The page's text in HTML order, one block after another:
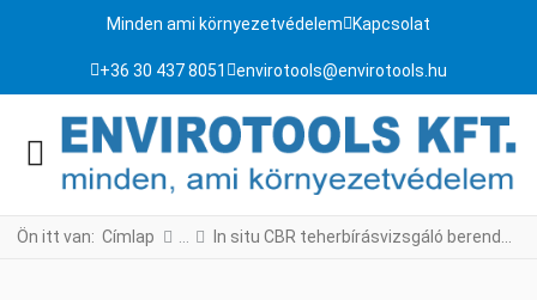
Minden ami környezetvédelem Kapcsolat
+36 30 437 8051 envirotools@envirotools.hu
Ön itt van: Címlap In situ CBR teherbírásvizsgáló berendezés